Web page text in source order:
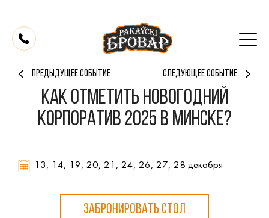
ПРЕДЫДУЩЕЕ СОБЫТИЕ СЛЕДУЮЩЕЕ СОБЫТИЕ
Как отметить новогодний
корпоратив 2025 в Минске?
13, 14, 19, 20, 21, 24, 26, 27, 28 декабря
ЗАБРОНИРОВАТЬ СТОЛ